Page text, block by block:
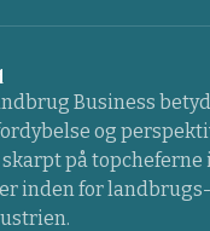
Business
og
på topcheferne
inden for